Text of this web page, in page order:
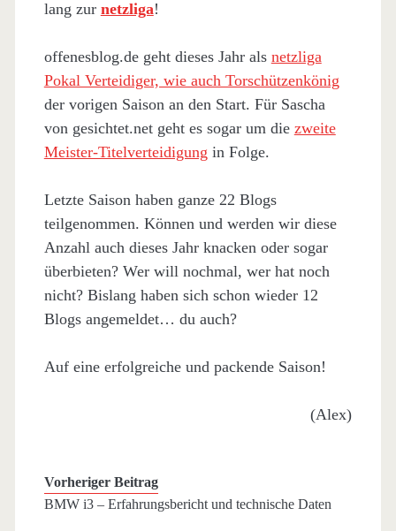
lang zur netzliga!
offenesblog.de geht dieses Jahr als netzliga
Pokal Verteidiger, wie auch Torschützenkönig
der vorigen Saison an den Start. Für Sascha
von gesichtet.net geht es sogar um die zweite
Meister-Titelverteidigung in Folge.
Letzte Saison haben ganze 22 Blogs
teilgenommen. Können und werden wir diese
Anzahl auch dieses Jahr knacken oder sogar
überbieten? Wer will nochmal, wer hat noch
nicht? Bislang haben sich schon wieder 12
Blogs angemeldet… du auch?
Auf eine erfolgreiche und packende Saison!
(Alex)
Vorheriger Beitrag
BMW i3 – Erfahrungsbericht und technische Daten